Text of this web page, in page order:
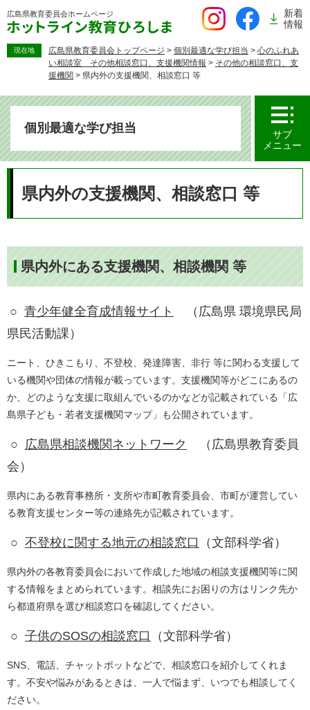
ー
で
す。
広島県教育委員会ホームページ
新着
情報
現在地 広島県教育委員会トップページ > 個別最適な学び担当 > 心のふれあ
い相談室 その他相談窓口、支援機関情報 > その他の相談窓口、支
援機関 > 県内外の支援機関、相談窓口 等
個別最適な学び担当
サブ
メニュー
県内外の支援機関、相談窓口 等
県内外にある支援機関、相談機関 等
○ 青少年健全育成情報サイト
（広島県 環境県民局
県民活動課）
​​ニート、ひきこもり、不登校、発達障害、非行 等に関わる支援して
いる機関や団体の情報が載っています。支援機関等がどこにあるの
か、どのような支援に取組んでいるのかなどが記載されている「広
島県子ども・若者支援機関マップ」も公開されています。
○ 広島県相談機関ネットワーク
（広島県教育委員
会）
県内にある教育事務所・支所や市町教育委員会、市町が運営してい
る教育支援センター等の連絡先が記載されています。
○ 不登校に関する地元の相談窓口 ​（文部科学省）
県内外の各教育委員会において作成した地域の相談支援機関等に関
する情報をまとめられています。相談先にお困りの方はリンク先か
ら都道府県を選び相談窓口を確認してください。
○ 子供のSOSの相談窓口 ​（文部科学省）
SNS、電話、チャットボットなどで、相談窓口を紹介してくれま
す。不安や悩みがあるときは、一人で悩まず、いつでも相談してく
ださい。